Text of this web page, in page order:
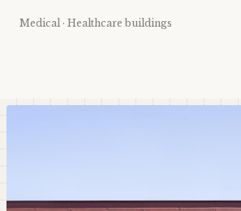
Medical · Healthcare buildings